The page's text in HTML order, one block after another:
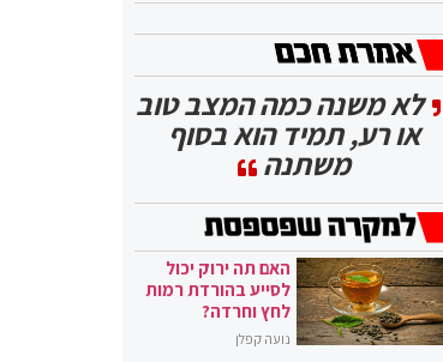
לא משנה כמה המצב טוב
או רע, תמיד הוא בסוף
משתנה
האם תה ירוק יכול
לסייע בהורדת רמות
לחץ וחרדה?
נועה קפלן